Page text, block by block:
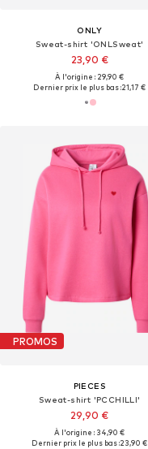
ONLY
Sweat-shirt 'ONLSweat'
23,90 €
À l'origine : 29,90 €
Dernier prix le plus bas :21,17 €
PROMOS
PIECES
Sweat-shirt 'PCCHILLI'
29,90 €
À l'origine : 34,90 €
Dernier prix le plus bas :23,90 €